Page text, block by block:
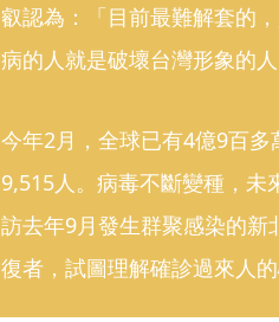
叡認為：「目前最難解套的
病的人就是破壞台灣形象的人
今年2月，全球已有4億9百
9,515人。病毒不斷變種，未
訪去年9月發生群聚感染的
復者，試圖理解確診過來人的